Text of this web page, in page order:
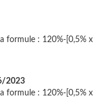
formule : 120%-[0,5% x
2023
formule : 120%-[0,5% x